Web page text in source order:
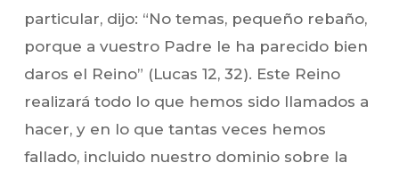
particular, dijo: “No temas, pequeño rebaño,
porque a vuestro Padre le ha parecido bien
daros el Reino” (Lucas 12, 32). Este Reino
realizará todo lo que hemos sido llamados a
hacer, y en lo que tantas veces hemos
fallado, incluido nuestro dominio sobre la